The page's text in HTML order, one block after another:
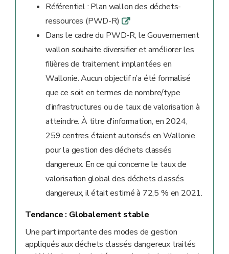
Référentiel : Plan wallon des déchets-
ressources (PWD-R) q
Dans le cadre du PWD-R, le Gouvernement
wallon souhaite diversifier et améliorer les
filières de traitement implantées en
Wallonie. Aucun objectif n’a été formalisé
que ce soit en termes de nombre/type
d’infrastructures ou de taux de valorisation à
atteindre. À titre d'information, en 2024,
259 centres étaient autorisés en Wallonie
pour la gestion des déchets classés
dangereux. En ce qui concerne le taux de
valorisation global des déchets classés
dangereux, il était estimé à 72,5 % en 2021.
Tendance : Globalement stable
Une part importante des modes de gestion
appliqués aux déchets classés dangereux traités